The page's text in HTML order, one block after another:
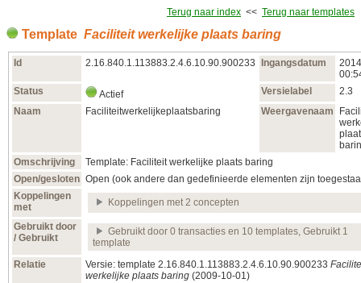
Terug naar index << Terug naar templates
Template Faciliteit werkelijke plaats baring
Id 2.16.840.1.113883.2.4.6.10.90.900233 Ingangsdatum
Status
Actief Versielabel
2.3
Naam
Faciliteitwerkelijkeplaatsbaring Weergavenaam
Omschrijving
Template: Faciliteit werkelijke plaats baring
Open/gesloten Open (ook andere dan gedefinieerde elementen zijn
Koppelingen
met
Koppelingen met 2 concepten
Gebruikt door
/ Gebruikt
Gebruikt door 0 transacties en 10 templates, Gebruikt 1
template
Relatie
Versie: template 2.16.840.1.113883.2.4.6.10.90.900233
werkelijke plaats baring (2009‑10‑01)